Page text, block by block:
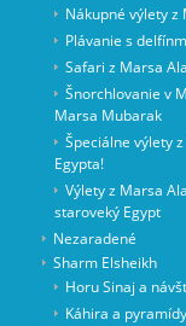
Nákupné výlety z
Plávanie s
Safari z Marsa
Šnorchlovanie v
Marsa Mubarak
Špeciálne výlety
Egypta!
Výlety z Marsa
staroveký Egypt
Nezaradené
Sharm Elsheikh
Horu Sinaj a
Káhira a